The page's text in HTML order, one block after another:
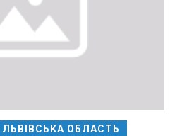
ЛЬВІВСЬКА ОБЛАСТЬ